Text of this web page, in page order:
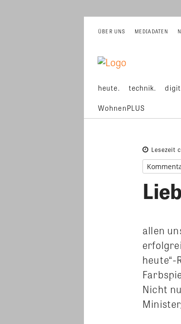
ÜBER UNS MEDIADATEN
heute. technik.
WohnenPLUS
Lesezeit
allen
Nicht